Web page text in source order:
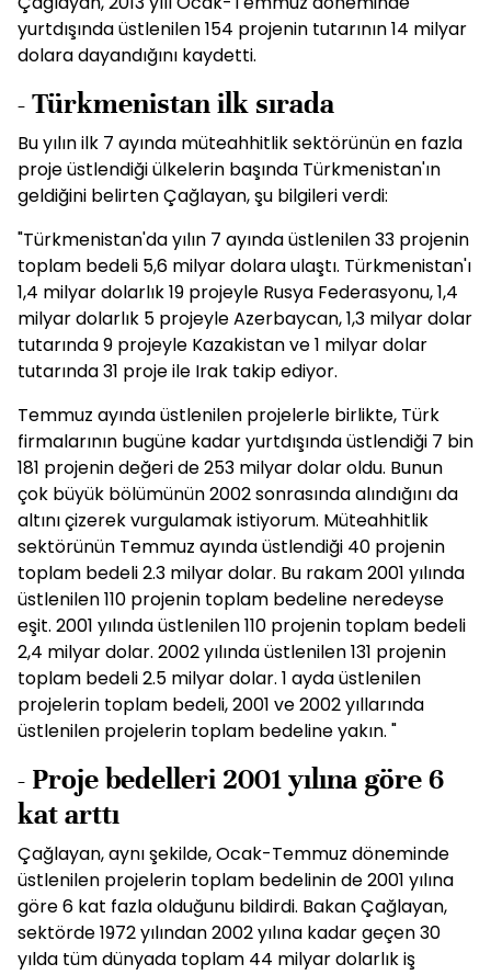
yurtdışında üstlenilen 154 projenin tutarının 14 milyar
dolara dayandığını kaydetti.
- Türkmenistan ilk sırada
Bu yılın ilk 7 ayında müteahhitlik sektörünün en fazla
proje üstlendiği ülkelerin başında Türkmenistan'ın
geldiğini belirten Çağlayan, şu bilgileri verdi:
"Türkmenistan'da yılın 7 ayında üstlenilen 33 projenin
toplam bedeli 5,6 milyar dolara ulaştı. Türkmenistan'ı
1,4 milyar dolarlık 19 projeyle Rusya Federasyonu, 1,4
milyar dolarlık 5 projeyle Azerbaycan, 1,3 milyar dolar
tutarında 9 projeyle Kazakistan ve 1 milyar dolar
tutarında 31 proje ile Irak takip ediyor.
Temmuz ayında üstlenilen projelerle birlikte, Türk
firmalarının bugüne kadar yurtdışında üstlendiği 7 bin
181 projenin değeri de 253 milyar dolar oldu. Bunun
çok büyük bölümünün 2002 sonrasında alındığını da
altını çizerek vurgulamak istiyorum. Müteahhitlik
sektörünün Temmuz ayında üstlendiği 40 projenin
toplam bedeli 2.3 milyar dolar. Bu rakam 2001 yılında
üstlenilen 110 projenin toplam bedeline neredeyse
eşit. 2001 yılında üstlenilen 110 projenin toplam bedeli
2,4 milyar dolar. 2002 yılında üstlenilen 131 projenin
toplam bedeli 2.5 milyar dolar. 1 ayda üstlenilen
projelerin toplam bedeli, 2001 ve 2002 yıllarında
üstlenilen projelerin toplam bedeline yakın. "
- Proje bedelleri 2001 yılına göre 6
kat arttı
Çağlayan, aynı şekilde, Ocak-Temmuz döneminde
üstlenilen projelerin toplam bedelinin de 2001 yılına
göre 6 kat fazla olduğunu bildirdi. Bakan Çağlayan,
sektörde 1972 yılından 2002 yılına kadar geçen 30
yılda tüm dünyada toplam 44 milyar dolarlık iş